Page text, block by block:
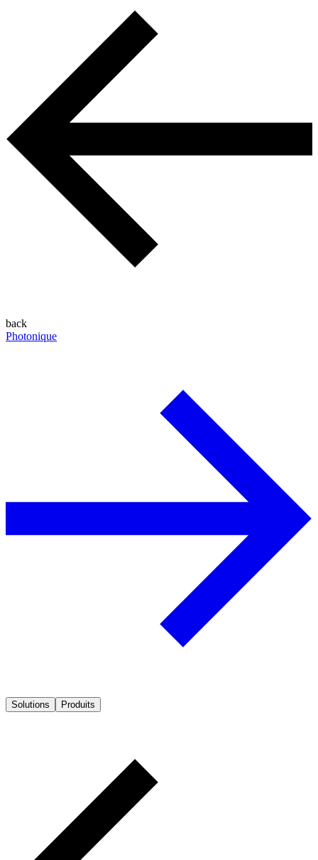
back
Photonique
Solutions Produits